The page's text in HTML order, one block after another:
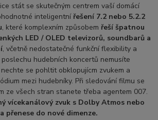
stát se skutečným centrem vaší domácí
inteligentnířešení 7.2 nebo 5.2.2
, které komplexním způsobem řeší špatnou
LED / OLED televizorů, soundbarů a
, včetně nedostatečné funkční flexibility a
hudebních koncertů nemusíte
se pohltit obklopujícm zvukem a
mezi hudebníky. Při sledování filmu se
ze všech stran stanete třeba agentem 007.
vícekanálový zvuk s Dolby Atmos nebo
přenese do nové dimenze.